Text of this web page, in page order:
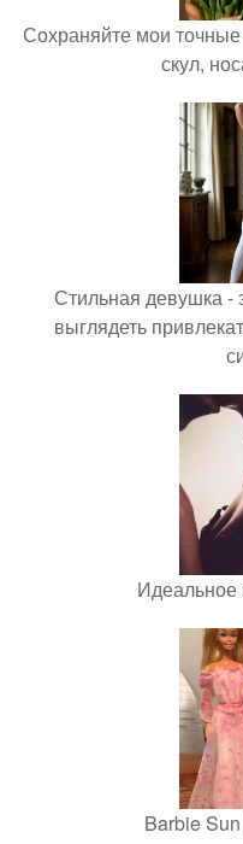
Сохраняйте мои
скул,
Стильная девушка -
выглядеть
Идеальное
Barbie